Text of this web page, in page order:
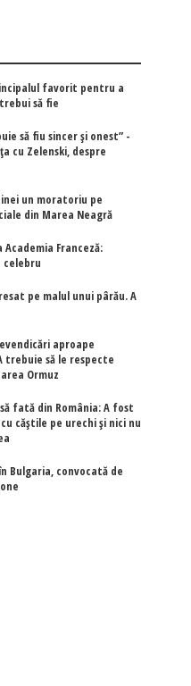
favorit pentru a
să fie
să fiu sincer și onest” -
cu Zelenski, despre
un moratoriu pe
din Marea Neagră
Academia Franceză:
celebru
pe malul unui pârău. A
aproape
trebuie să le respecte
Ormuz
fată din România: A fost
căștile pe urechi și nici nu
Bulgaria, convocată de